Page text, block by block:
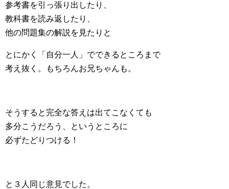
参考書を引っ張り出したり、
教科書を読み返したり、
他の問題集の解説を見たりと
とにかく「自分一人」でできるところまで
考え抜く。もちろんお兄ちゃんも。
そうすると完全な答えは出てこなくても
多分こうだろう、というところに
必ずたどりつける！
と３人同じ意見でした。